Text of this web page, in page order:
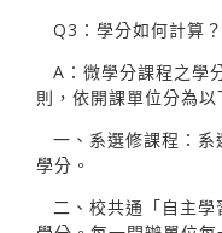
Q3：學分如何計算？
A：微學分課程之學
則，依開課單位分為以
一、系選修課程：
學分。
二、校共通「自主